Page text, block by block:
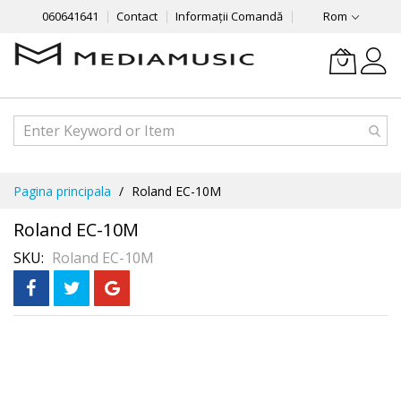
060641641 Contact Informații Comandă Rom
Continut
Pagina principala Roland EC-10M
Roland EC-10M
SKU Roland EC-10M